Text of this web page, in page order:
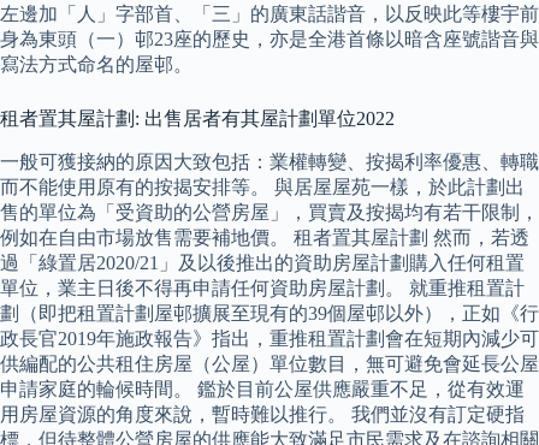
左邊加「人」字部首、「三」的廣東話諧音，以反映此等樓宇前
身為東頭（一）邨23座的歷史，亦是全港首條以暗含座號諧音與
寫法方式命名的屋邨。
租者置其屋計劃: 出售居者有其屋計劃單位2022
一般可獲接納的原因大致包括：業權轉變、按揭利率優惠、轉職
而不能使用原有的按揭安排等。 與居屋屋苑一樣，於此計劃出
售的單位為「受資助的公營房屋」，買賣及按揭均有若干限制，
例如在自由市場放售需要補地價。 租者置其屋計劃 然而，若透
過「綠置居2020/21」及以後推出的資助房屋計劃購入任何租置
單位，業主日後不得再申請任何資助房屋計劃。 就重推租置計
劃（即把租置計劃屋邨擴展至現有的39個屋邨以外），正如《行
政長官2019年施政報告》指出，重推租置計劃會在短期內減少可
供編配的公共租住房屋（公屋）單位數目，無可避免會延長公屋
申請家庭的輪候時間。 鑑於目前公屋供應嚴重不足，從有效運
用房屋資源的角度來說，暫時難以推行。 我們並沒有訂定硬指
標，但待整體公營房屋的供應能大致滿足市民需求及在諮詢相關